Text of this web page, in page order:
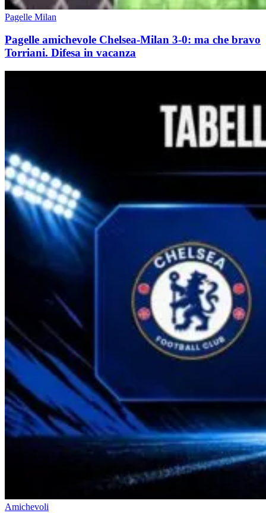
Pagelle Milan
Pagelle amichevole Chelsea-Milan 3-0: ma che bravo
Torriani. Difesa in vacanza
Amichevoli